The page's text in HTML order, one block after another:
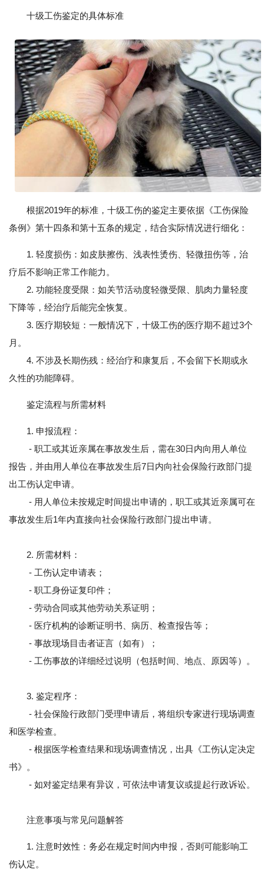
十级工伤鉴定的具体标准
根据2019年的标准，十级工伤的鉴定主要依据《工伤保险
条例》第十四条和第十五条的规定，结合实际情况进行细化：
1. 轻度损伤：如皮肤擦伤、浅表性烫伤、轻微扭伤等，治
疗后不影响正常工作能力。
2. 功能轻度受限：如关节活动度轻微受限、肌肉力量轻度
下降等，经治疗后能完全恢复。
3. 医疗期较短：一般情况下，十级工伤的医疗期不超过3个
月。
4. 不涉及长期伤残：经治疗和康复后，不会留下长期或永
久性的功能障碍。
鉴定流程与所需材料
1. 申报流程：
- 职工或其近亲属在事故发生后，需在30日内向用人单位
报告，并由用人单位在事故发生后7日内向社会保险行政部门提
出工伤认定申请。
- 用人单位未按规定时间提出申请的，职工或其近亲属可在
事故发生后1年内直接向社会保险行政部门提出申请。
2. 所需材料：
- 工伤认定申请表；
- 职工身份证复印件；
- 劳动合同或其他劳动关系证明；
- 医疗机构的诊断证明书、病历、检查报告等；
- 事故现场目击者证言（如有）；
- 工伤事故的详细经过说明（包括时间、地点、原因等）。
3. 鉴定程序：
- 社会保险行政部门受理申请后，将组织专家进行现场调查
和医学检查。
- 根据医学检查结果和现场调查情况，出具《工伤认定决定
书》。
- 如对鉴定结果有异议，可依法申请复议或提起行政诉讼。
注意事项与常见问题解答
1. 注意时效性：务必在规定时间内申报，否则可能影响工
伤认定。